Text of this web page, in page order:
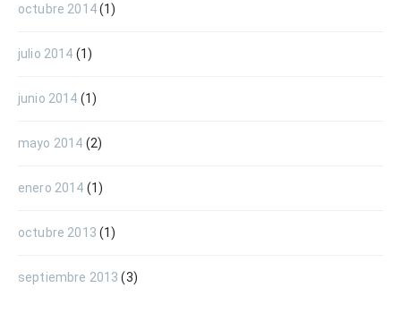
octubre 2014(1)
julio 2014 (1)
junio 2014 (1)
mayo 2014 (2)
enero 2014 (1)
octubre 2013 (1)
septiembre 2013 (3)